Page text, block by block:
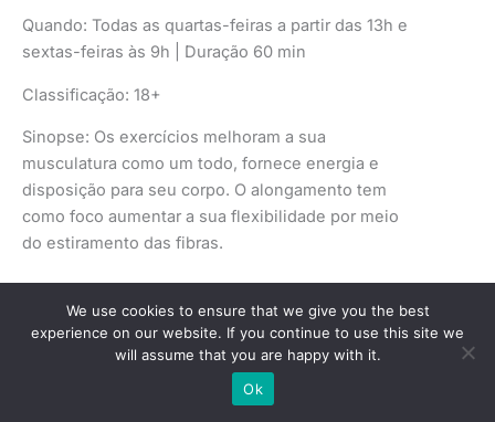
Quando: Todas as quartas-feiras a partir das 13h e
sextas-feiras às 9h | Duração 60 min
Classificação: 18+
Sinopse: Os exercícios melhoram a sua
musculatura como um todo, fornece energia e
disposição para seu corpo. O alongamento tem
como foco aumentar a sua flexibilidade por meio
do estiramento das fibras.
Nome do evento: Mediação de leitura
Quando: Todas as quartas-feira das 10h às 12h
Classificação: 1º infância e jovens
We use cookies to ensure that we give you the best
experience on our website. If you continue to use this site we
will assume that you are happy with it.
Ok